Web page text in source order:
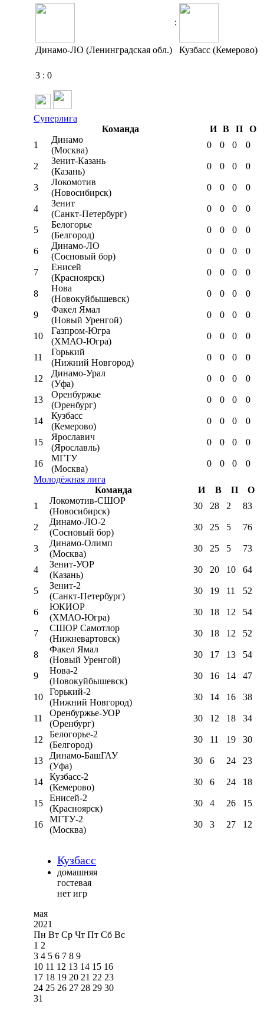
:
Динамо-ЛО (Ленинградская обл.) Кузбасс (Кемерово)
3 : 0
Суперлига
Команда
И В П
О
1
Динамо
(Москва)
0 0 0 0
2
Зенит-Казань
(Казань)
0 0 0 0
3
Локомотив
(Новосибирск)
0 0 0 0
4
Зенит
(Санкт-Петербург)
0 0 0 0
5
Белогорье
(Белгород)
0 0 0 0
6
Динамо-ЛО
(Сосновый бор)
0 0 0 0
7
Енисей
(Красноярск)
0 0 0 0
8
Нова
(Новокуйбышевск)
0 0 0 0
9
Факел Ямал
(Новый Уренгой)
0 0 0 0
10
Газпром-Югра
(ХМАО-Югра)
0 0 0 0
11
Горький
(Нижний Новгород)
0 0 0 0
12
Динамо-Урал
(Уфа)
0 0 0 0
13
Оренбуржье
(Оренбург)
0 0 0 0
14
Кузбасс
(Кемерово)
0 0 0 0
15
Ярославич
(Ярославль)
0 0 0 0
16
МГТУ
(Москва)
0 0 0
0
Молодёжная лига
Команда
И В П
О
1
Локомотив-CШОР
(Новосибирск)
30 28 2 83
2
Динамо-ЛО-2
(Сосновый бор)
30 25 5 76
3
Динамо-Олимп
(Москва)
30 25 5 73
4
Зенит-УОР
(Казань)
30 20 10 64
5
Зенит-2
(Санкт-Петербург)
30 19 11 52
6
ЮКИОР
(ХМАО-Югра)
30 18 12 54
7
СШОР Самотлор
(Нижневартовск)
30 18 12 52
8
Факел Ямал
(Новый Уренгой)
30 17 13 54
9
Нова-2
(Новокуйбышевск)
30 16 14 47
10
Горький-2
(Нижний Новгород)
30 14 16 38
11
Оренбуржье-УОР
(Оренбург)
30 12 18 34
12
Белогорье-2
(Белгород)
30 11 19 30
13
Динамо-БашГАУ
(Уфа)
30 6 24 23
14
Кузбасс-2
(Кемерово)
30 6 24 18
15
Енисей-2
(Красноярск)
30 4 26 15
16
МГТУ-2
(Москва)
30 3 27 12
Кузбасс
домашняя
гостевая
нет игр
мая
2021
Пн Вт Ср Чт Пт Сб Вс
1 2
3 4 5 6 7 8 9
10 11 12 13 14 15 16
17 18 19 20 21 22 23
24 25 26 27 28 29 30
31